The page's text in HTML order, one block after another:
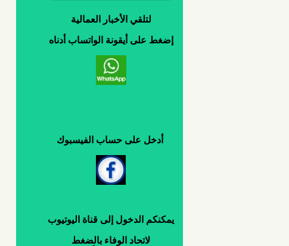
لتلقي الأخبار العمالية
إضغط على أيقونة الواتساب أدناه
أدخل على حساب الفيسبوك
يمكنكم الدخول إلى قناة اليوتيوب
لاتحاد الوفاء بالضغط